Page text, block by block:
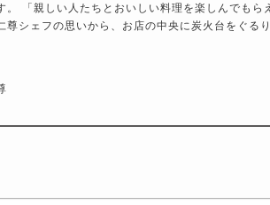
。 「親しい人たちとおいしい料理を楽しんでもら
尊シェフの思いから、お店の中央に炭火台をぐる